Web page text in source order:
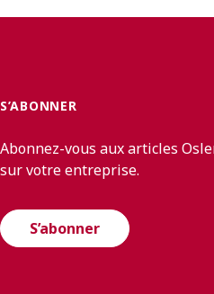
S’ABONNER
Abonnez-vous aux articles
sur votre entreprise.
S’abonner